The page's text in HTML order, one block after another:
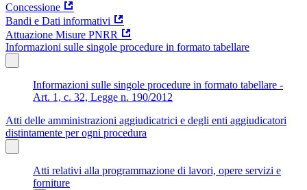
Concessione
Bandi e Dati informativi
Attuazione Misure PNRR
Informazioni sulle singole procedure in formato tabellare
Informazioni sulle singole procedure in formato tabellare -
Art. 1, c. 32, Legge n. 190/2012
Atti delle amministrazioni aggiudicatrici e degli enti aggiudicatori
distintamente per ogni procedura
Atti relativi alla programmazione di lavori, opere servizi e
forniture